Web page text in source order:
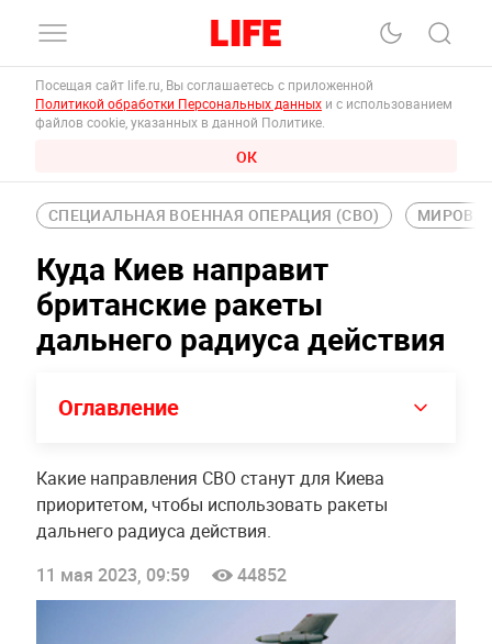
Посещая сайт life.ru, Вы соглашаетесь с приложенной
Политикой обработки Персональных данных и с использованием
файлов cookie, указанных в данной Политике.
ОК
СПЕЦИАЛЬНАЯ ВОЕННАЯ ОПЕРАЦИЯ (СВО)
Куда Киев направит
британские ракеты
дальнего радиуса действия
Оглавление
Какие направления СВО станут для Киева
приоритетом, чтобы использовать ракеты
дальнего радиуса действия.
11 мая 2023, 09:59
44852